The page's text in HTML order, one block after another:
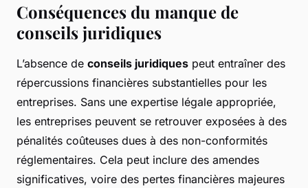
Conséquences du manque de
conseils juridiques
L’absence de conseils juridiques peut entraîner des
répercussions financières substantielles pour les
entreprises. Sans une expertise légale appropriée,
les entreprises peuvent se retrouver exposées à des
pénalités coûteuses dues à des non-conformités
réglementaires. Cela peut inclure des amendes
significatives, voire des pertes financières majeures